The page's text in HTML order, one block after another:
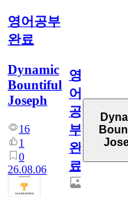
영어공부
완료
Dynamic
Bountiful
Joseph
16
1
0
26.08.06
영
어
공
부
완
료